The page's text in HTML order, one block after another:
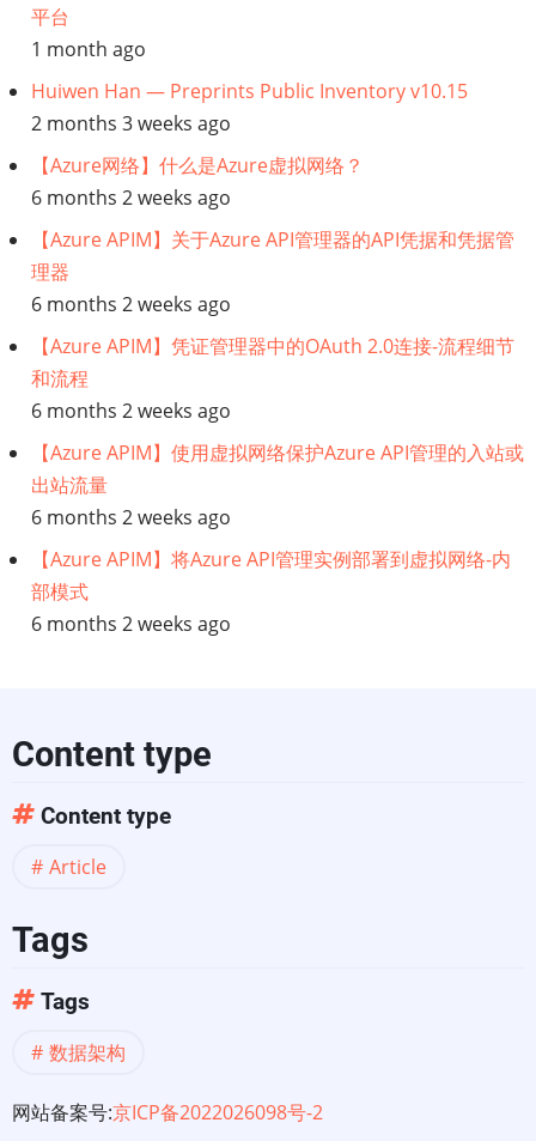
师】
什
么
是
数
据
架
构
师？
IT
的
数
框
架
远
平台
1 month ago
Huiwen Han — Preprints Public Inventory v10.15
2 months 3 weeks ago
【Azure网络】什么是Azure虚拟网络？
6 months 2 weeks ago
【Azure APIM】关于Azure API管理器的API凭据和凭据管
理器
6 months 2 weeks ago
【Azure APIM】凭证管理器中的OAuth 2.0连接-流程细节
和流程
6 months 2 weeks ago
【Azure APIM】使用虚拟网络保护Azure API管理的入站或
出站流量
6 months 2 weeks ago
【Azure APIM】将Azure API管理实例部署到虚拟网络-内
部模式
6 months 2 weeks ago
Content type
Content type
Article
Tags
Tags
数据架构
网站备案号:京ICP备2022026098号-2